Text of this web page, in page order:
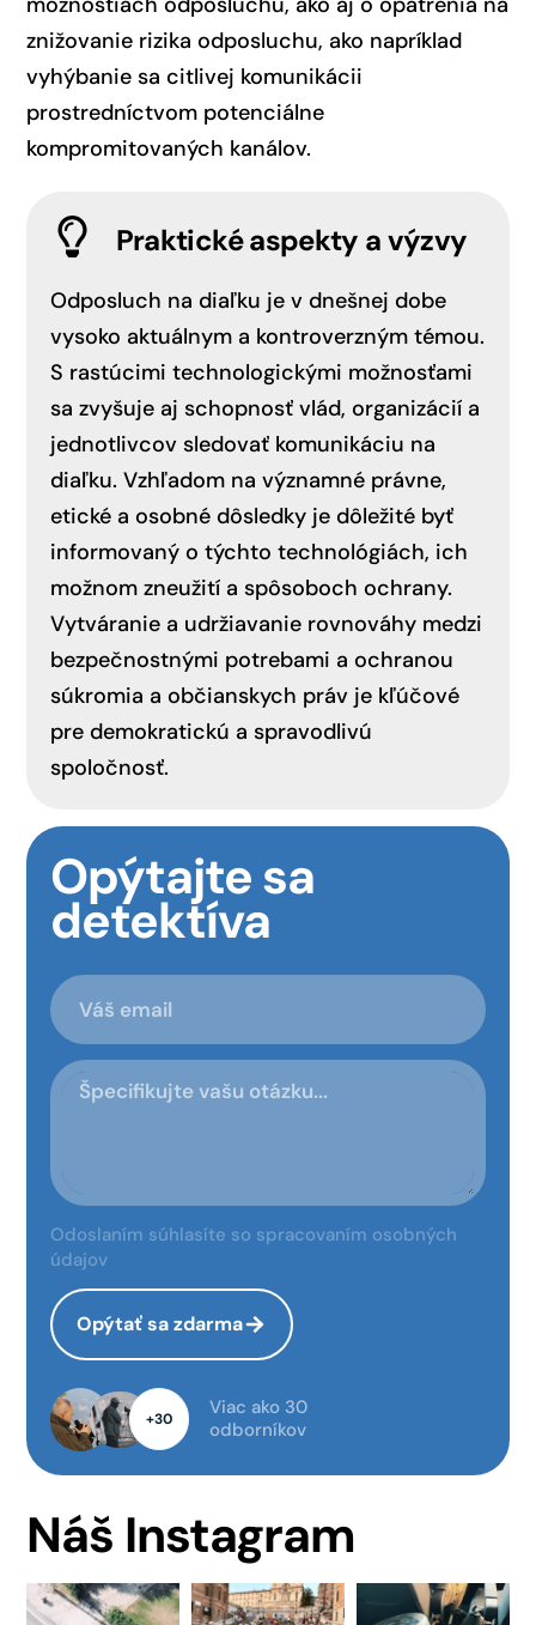
znižovanie rizika odposluchu, ako napríklad
vyhýbanie sa citlivej komunikácii
prostredníctvom potenciálne
kompromitovaných kanálov.
Praktické aspekty a výzvy
Odposluch na diaľku je v dnešnej dobe
vysoko aktuálnym a kontroverzným témou.
S rastúcimi technologickými možnosťami
sa zvyšuje aj schopnosť vlád, organizácií a
jednotlivcov sledovať komunikáciu na
diaľku. Vzhľadom na významné právne,
etické a osobné dôsledky je dôležité byť
informovaný o týchto technológiách, ich
možnom zneužití a spôsoboch ochrany.
Vytváranie a udržiavanie rovnováhy medzi
bezpečnostnými potrebami a ochranou
súkromia a občianskych práv je kľúčové
pre demokratickú a spravodlivú
spoločnosť.
Opýtajte sa
detektíva
Odoslaním súhlasíte so spracovaním osobných
údajov
Opýtať sa zdarma
+30
Viac ako 30
odborníkov
Náš Instagram